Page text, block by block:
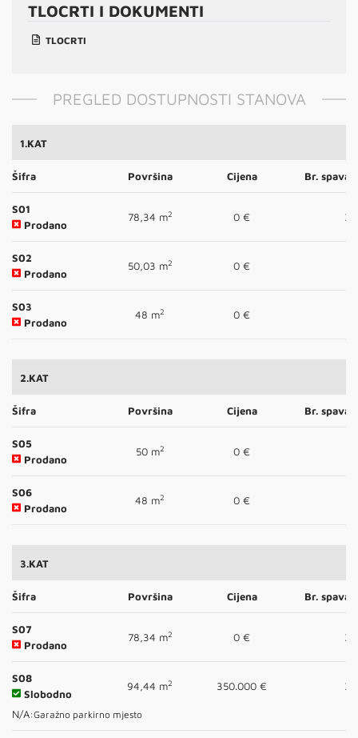
TLOCRTI I DOKUMENTI
TLOCRTI
PREGLED DOSTUPNOSTI STANOVA
1.KAT
Šifra Površina Cijena Br.
S01
Prodano
78,34 m2 0 € 3
S02
Prodano
50,03 m2 0 €
S03
Prodano
48 m2 0 €
2.KAT
Šifra Površina Cijena Br.
S05
Prodano
50 m2 0 €
S06
Prodano
48 m2 0 €
3.KAT
Šifra Površina Cijena Br.
S07
Prodano
78,34 m2 0 € 3
S08
Slobodno
94,44 m2 350.000 € 3
N/A:Garažno parkirno mjesto